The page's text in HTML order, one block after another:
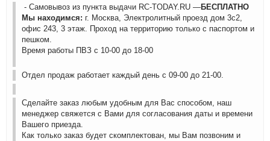
- Самовывоз из пункта выдачи RC-TODAY.RU —БЕСПЛАТНО
Мы находимся: г. Москва, Электролитный проезд дом 3с2,
офис 243, 3 этаж. Проход на территорию только с паспортом и
пешком.
Время работы ПВЗ с 10-00 до 18-00
Отдел продаж работает каждый день с 09-00 до 21-00.
Сделайте заказ любым удобным для Вас способом, наш
менеджер свяжется с Вами для согласования даты и времени
Вашего приезда.
Как только заказ будет скомплектован, мы Вам позвоним и